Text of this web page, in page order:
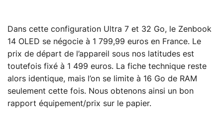
Dans cette configuration Ultra 7 et 32 Go, le Zenbook
14 OLED se négocie à 1 799,99 euros en France. Le
prix de départ de l’appareil sous nos latitudes est
toutefois fixé à 1 499 euros. La fiche technique reste
alors identique, mais l’on se limite à 16 Go de RAM
seulement cette fois. Nous obtenons ainsi un bon
rapport équipement/prix sur le papier.